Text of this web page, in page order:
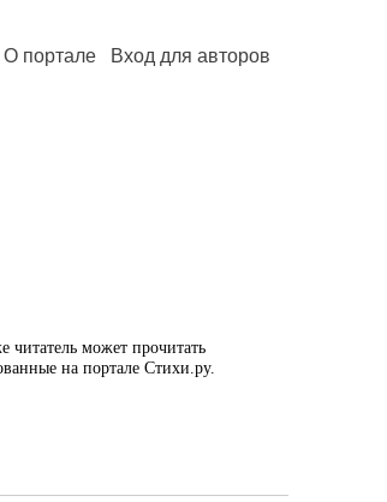
О портале Вход для авторов
читатель может прочитать
на портале Стихи.ру.